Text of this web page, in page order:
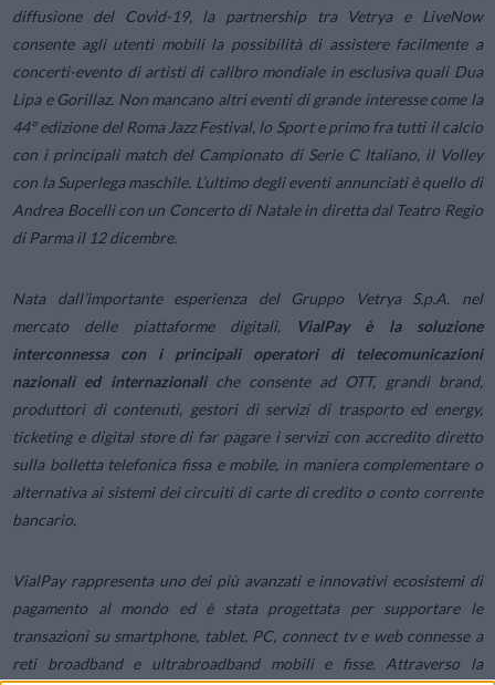
diffusione del Covid-19, la partnership tra Vetrya e LiveNow
consente agli utenti mobili la possibilità di assistere facilmente a
concerti-evento di artisti di calibro mondiale in esclusiva quali Dua
Lipa e Gorillaz. Non mancano altri eventi di grande interesse come la
44° edizione del Roma Jazz Festival, lo Sport e primo fra tutti il calcio
con i principali match del Campionato di Serie C Italiano, il Volley
con la Superlega maschile. L’ultimo degli eventi annunciati è quello di
Andrea Bocelli con un Concerto di Natale in diretta dal Teatro Regio
di Parma il 12 dicembre.
Nata dall’importante esperienza del Gruppo Vetrya S.p.A. nel
mercato delle piattaforme digitali,
VialPay è la soluzione
interconnessa con i principali operatori di telecomunicazioni
nazionali ed internazionaliche consente ad OTT, grandi brand,
produttori di contenuti, gestori di servizi di trasporto ed energy,
ticketing e digital store di far pagare i servizi con accredito diretto
sulla bolletta telefonica fissa e mobile, in maniera complementare o
alternativa ai sistemi dei circuiti di carte di credito o conto corrente
bancario.
VialPay rappresenta uno dei più avanzati e innovativi ecosistemi di
pagamento al mondo ed è stata progettata per supportare le
transazioni su smartphone, tablet, PC, connect tv e web connesse a
reti broadband e ultrabroadband mobili e fisse. Attraverso la